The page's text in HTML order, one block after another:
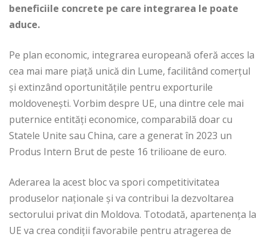
beneficiile concrete pe care integrarea le poate
aduce.
Pe plan economic, integrarea europeană oferă acces la
cea mai mare piață unică din Lume, facilitând comerțul
și extinzând oportunitățile pentru exporturile
moldovenești. Vorbim despre UE, una dintre cele mai
puternice entități economice, comparabilă doar cu
Statele Unite sau China, care a generat în 2023 un
Produs Intern Brut de peste 16 trilioane de euro.
Aderarea la acest bloc va spori competitivitatea
produselor naționale și va contribui la dezvoltarea
sectorului privat din Moldova. Totodată, apartenența la
UE va crea condiții favorabile pentru atragerea de